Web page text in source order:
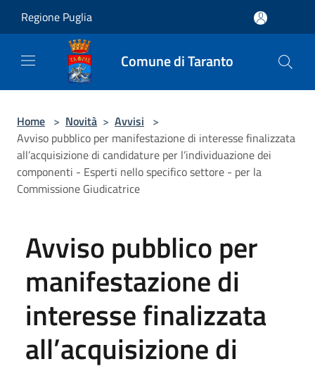
Regione Puglia
Comune di Taranto
Home > Novità > Avvisi >
Avviso pubblico per manifestazione di interesse finalizzata
all’acquisizione di candidature per l’individuazione dei
componenti - Esperti nello specifico settore - per la
Commissione Giudicatrice
Avviso pubblico per
manifestazione di
interesse finalizzata
all’acquisizione di